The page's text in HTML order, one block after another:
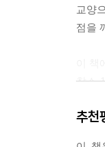
교양
점을
찰스
분쟁
추천